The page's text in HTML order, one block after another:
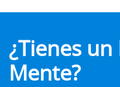
¿Tienes
Mente?